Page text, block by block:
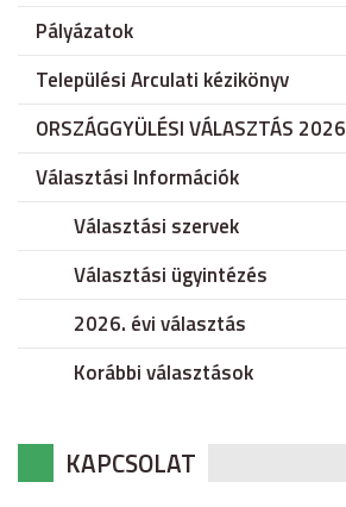
Pályázatok
Települési Arculati kézikönyv
ORSZÁGGYÜLÉSI VÁLASZTÁS 2026
Választási Információk
Választási szervek
Választási ügyintézés
2026. évi választás
Korábbi választások
KAPCSOLAT